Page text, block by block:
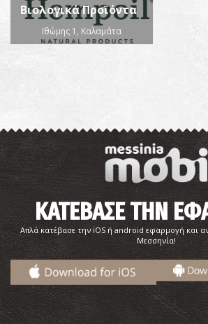
Βιολογικά Προϊόντα
Ιθώμης 1, Καλαμάτα
ΚΑΤΕΒΑΣΕ ΤΗΝ
Απλά κατέβασε την iOS ή android εφαρμογή και
Μεσσηνία!